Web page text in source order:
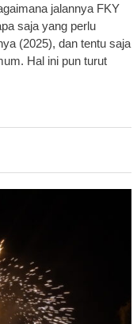
jalannya FKY
saja yang perlu
(2025), dan tentu saja
Hal ini pun turut